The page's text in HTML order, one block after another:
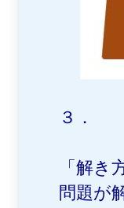
３．
「解き
問題が